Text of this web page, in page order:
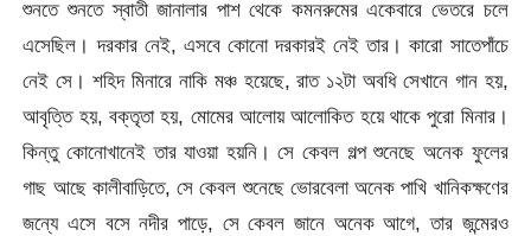
শুনতে শুনতে স্বাতী জানালার পাশ থেকে কমনরুমের একেবারে ভেতরে চলে
এসেছিল। দরকার নেই, এসবে কোনো দরকারই নেই তার। কারো সাতেপাঁচে
নেই সে। শহিদ মিনারে নাকি মঞ্চ হয়েছে, রাত ১২টা অবধি সেখানে গান হয়,
আবৃত্তি হয়, বক্তৃতা হয়, মোমের আলোয় আলোকিত হয়ে থাকে পুরো মিনার।
কিন্তু কোনোখানেই তার যাওয়া হয়নি। সে কেবল গল্প শুনেছে অনেক ফুলের
গাছ আছে কালীবাড়িতে, সে কেবল শুনেছে ভোরবেলা অনেক পাখি খানিকক্ষণের
জন্যে এসে বসে নদীর পাড়ে, সে কেবল জানে অনেক আগে, তার জন্মেরও